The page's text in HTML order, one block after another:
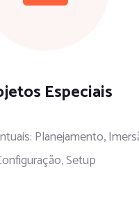
Especiais
Planejamento,
Setup